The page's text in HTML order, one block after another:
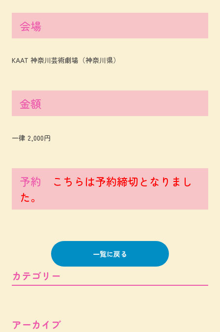
会場
KAAT 神奈川芸術劇場（神奈川県）
金額
一律 2,000円
予約
こちらは予約締切となりまし
た。
一覧に戻る
カテゴリー
アーカイブ